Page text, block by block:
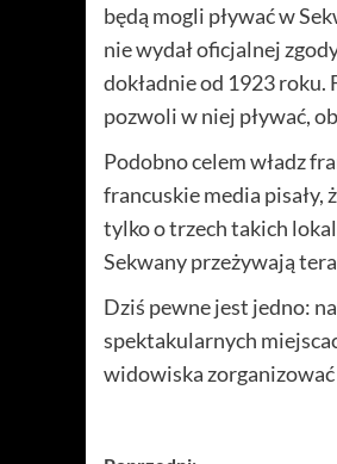
będą mogli pływać w
nie wydał oficjalnej
dokładnie od 1923 roku.
pozwoli w niej pływać,
Podobno celem władz
francuskie media pisały,
tylko o trzech takich
Sekwany przeżywają
Dziś pewne jest jedno:
spektakularnych
widowiska